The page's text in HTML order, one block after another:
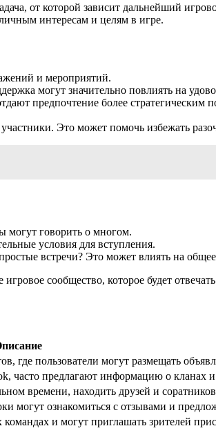
от которой зависит дальнейший
интересам и целям в игре.
и мероприятий.
могут значительно повлиять на
предпочтение более
Это может помочь избежать
могут говорить о многом.
условия для вступления.
встречи? Это может влиять на
сообщество, которое будет
пользователи могут размещать
часто предлагают информацию о кланах
времени, находить друзей и
могут ознакомиться с отзывами и
и могут приглашать зрителей